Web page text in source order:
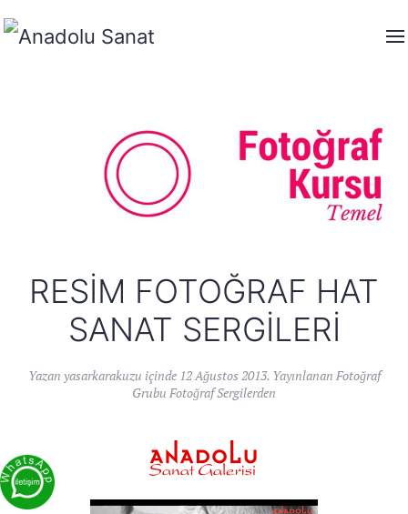
RESIM FOTOĞRAF HAT
SANAT SERGILERI
Yazan yasarkarakuzu içinde 12 Ağustos 2013. Yayınlanan Fotoğraf
Grubu Fotoğraf Sergilerden